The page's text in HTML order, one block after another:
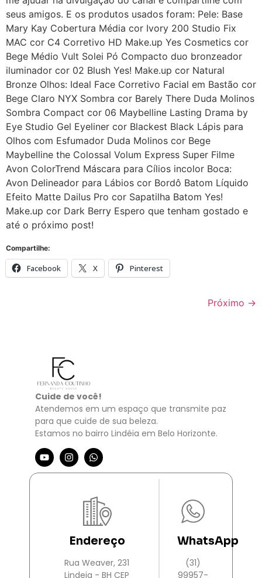
seus amigos. E os produtos usados foram: Pele: Base
Mary Kay Cobertura Média cor Ivory 200 Studio Fix
MAC cor C4 Corretivo HD Make.up Yes Cosmetics cor
Bege Médio Vult Solei Pó Compacto duo bronzeador
iluminador cor 02 Blush Yes! Make.up cor Natural
Bronze Olhos: Ideal Face Corretivo Facial em Bastão cor
Bege Claro NYX Sombra cor Barely There Duda Molinos
Sombra Compact cor 06 Maybelline Lasting Drama by
Eye Studio Gel Eyeliner cor Blackest Black Lápis para
Olhos com Esfumador Duda Molinos cor Bege
Maybelline the Colossal Volum Express Super Filme
Avon ColorTrend Máscara para Cílios incolor Boca:
Avon Delineador para Lábios cor Bordô Batom Líquido
Efeito Matte Dailus Pro cor Sapatilha Batom Yes!
Make.up cor Dark Berry Espero que tenham gostado e
até o próximo post!
Compartilhe:
Facebook X Pinterest
Próximo →
Cuide de você!
Atendemos em um espaço que transmite paz
para que cuide de sua beleza.
Estamos no bairro Lindéia em Belo Horizonte.
Endereço
Rua Weaver, 231
Lindeia - BH CEP
WhatsApp
(31)
99957-